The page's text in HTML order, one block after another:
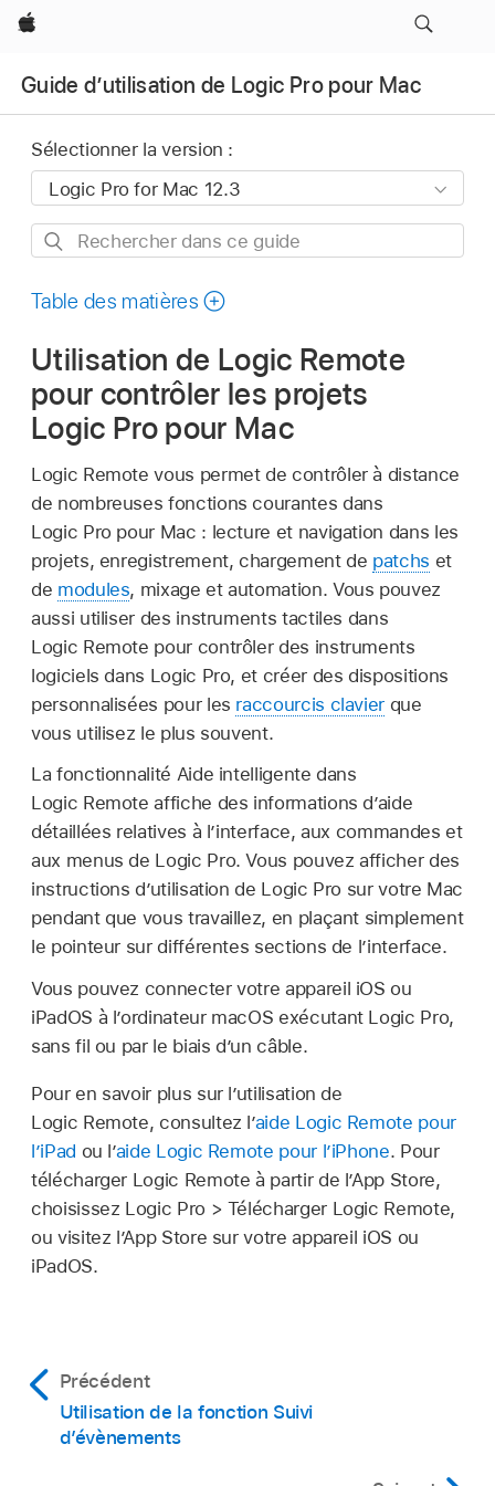
Apple
Guide d’utilisation de Logic Pro pour Mac
Sélectionner la version :
Rechercher
ce
Table des matières
Utilisation de Logic Remote
pour contrôler les projets
Logic Pro pour Mac
Logic Remote vous permet de contrôler à distance
de nombreuses fonctions courantes dans
Logic Pro pour Mac : lecture et navigation dans les
projets, enregistrement, chargement de patchs et
de modules, mixage et automation. Vous pouvez
aussi utiliser des instruments tactiles dans
Logic Remote pour contrôler des instruments
logiciels dans Logic Pro, et créer des dispositions
personnalisées pour les raccourcis clavier que
vous utilisez le plus souvent.
La fonctionnalité Aide intelligente dans
Logic Remote affiche des informations d’aide
détaillées relatives à l’interface, aux commandes et
aux menus de Logic Pro. Vous pouvez afficher des
instructions d’utilisation de Logic Pro sur votre Mac
pendant que vous travaillez, en plaçant simplement
le pointeur sur différentes sections de l’interface.
Vous pouvez connecter votre appareil iOS ou
iPadOS à l’ordinateur macOS exécutant Logic Pro,
sans fil ou par le biais d’un câble.
Pour en savoir plus sur l’utilisation de
Logic Remote, consultez l’aide Logic Remote pour
l’iPad ou l’aide Logic Remote pour l’iPhone. Pour
télécharger Logic Remote à partir de l’App Store,
choisissez Logic Pro > Télécharger Logic Remote,
ou visitez l’App Store sur votre appareil iOS ou
iPadOS.
Précédent
Utilisation de la fonction Suivi
d’évènements